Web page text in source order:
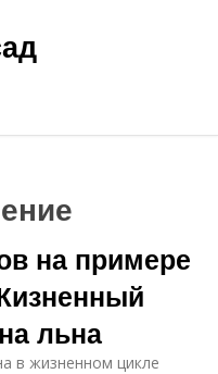
на примере
льна
в жизненном цикле